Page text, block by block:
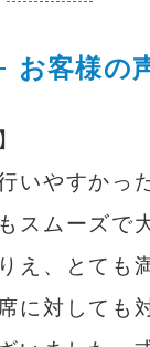
お客様の
いやすかっ
スムーズで
え、とても
に対しても